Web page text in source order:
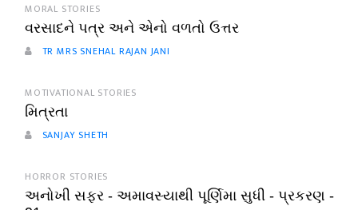
MORAL STORIES
વરસાદને પત્ર અને એનો વળતો ઉત્તર
TR MRS SNEHAL RAJAN JANI
MOTIVATIONAL STORIES
મિત્રતા
SANJAY SHETH
HORROR STORIES
અનોખી સફર - અમાવસ્યાથી પૂર્ણિમા સુધી - પ્રકરણ -